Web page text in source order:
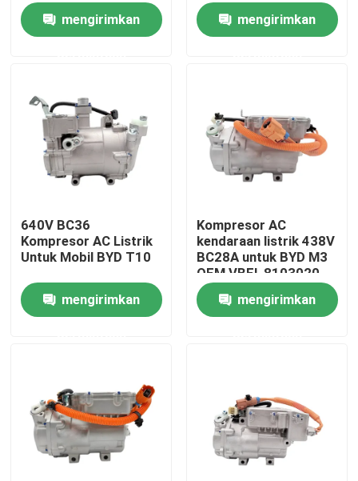
Rumah
Video
Tentang Kami
Tur Pabrik
Berita
Quote request suatu
V3
mengirimkan
Truck
mengirimkan
640V BC36
Kompresor AC Listrik
Untuk Mobil BYD T10
mengirimkan
Kompresor AC
kendaraan listrik 438V
BC28A untuk BYD M3
OEM VBEI-8103020
mengirimkan